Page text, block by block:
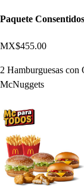
Paquete Consentidos
MX$455.00
2 Hamburguesas
McNuggets